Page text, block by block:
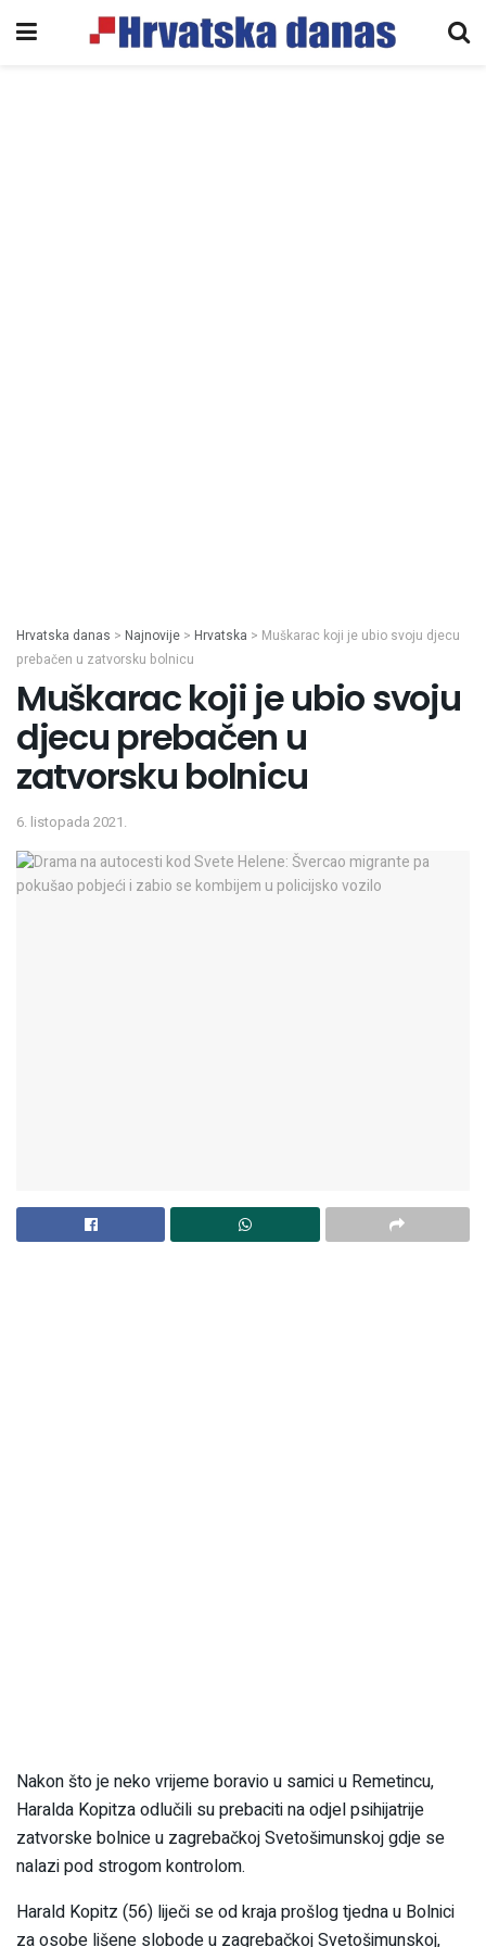
Hrvatska danas > Najnovije > Hrvatska > Muškarac koji je ubio svoju djecu
prebačen u zatvorsku bolnicu
Muškarac koji je ubio svoju
djecu prebačen u
zatvorsku bolnicu
6. listopada 2021.
Nakon što je neko vrijeme boravio u samici u Remetincu,
Haralda Kopitza odlučili su prebaciti na odjel psihijatrije
zatvorske bolnice u zagrebačkoj Svetošimunskoj gdje se
nalazi pod strogom kontrolom.
Harald Kopitz (56) liječi se od kraja prošlog tjedna u Bolnici
za osobe lišene slobode u zagrebačkoj Svetošimunskoj,